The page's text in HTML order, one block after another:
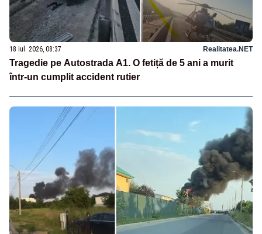
18 iul. 2026, 08:37 Realitatea.NET
Tragedie pe Autostrada A1. O fetiță de 5 ani a murit
într-un cumplit accident rutier